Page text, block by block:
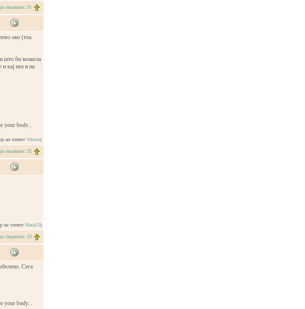
пораките: 31
око (тоа
и што би можела
кај неа и на
your body...
на членотViktori)
пораките: 32
на членотMaca25)
пораките: 33
Сега
your body...